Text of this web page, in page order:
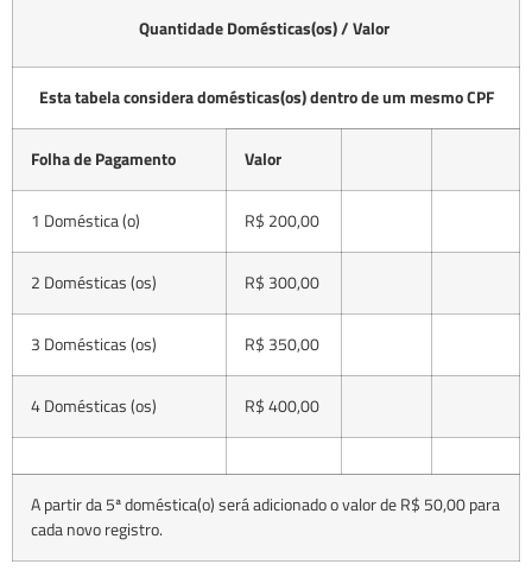
Quantidade Domésticas(os) / Valor
Esta tabela considera domésticas(os) dentro de um mesmo CPF
Folha de Pagamento Valor
1 Doméstica (o) R$ 200,00
2 Domésticas (os) R$ 300,00
3 Domésticas (os) R$ 350,00
4 Domésticas (os) R$ 400,00
A partir da 5ª doméstica(o) será adicionado o valor de R$ 50,00 para
cada novo registro.